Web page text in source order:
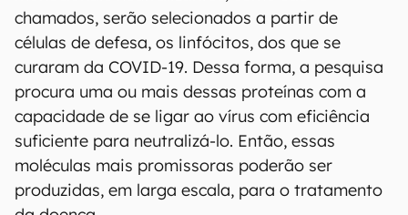
chamados, serão selecionados a partir de
células de defesa, os linfócitos, dos que se
curaram da COVID-19. Dessa forma, a pesquisa
procura uma ou mais dessas proteínas com a
capacidade de se ligar ao vírus com eficiência
suficiente para neutralizá-lo. Então, essas
moléculas mais promissoras poderão ser
produzidas, em larga escala, para o tratamento